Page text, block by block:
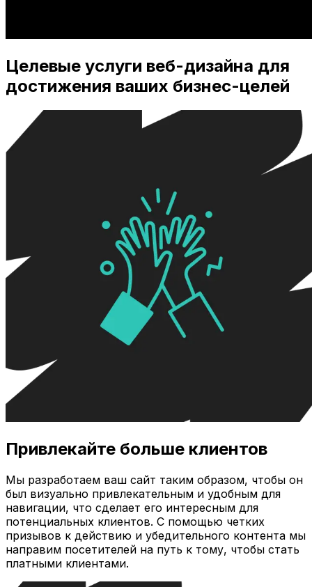
Целевые услуги веб-дизайна для
достижения ваших бизнес-целей
Привлекайте больше клиентов
Мы разработаем ваш сайт таким образом, чтобы он
был визуально привлекательным и удобным для
навигации, что сделает его интересным для
потенциальных клиентов. С помощью четких
призывов к действию и убедительного контента мы
направим посетителей на путь к тому, чтобы стать
платными клиентами.